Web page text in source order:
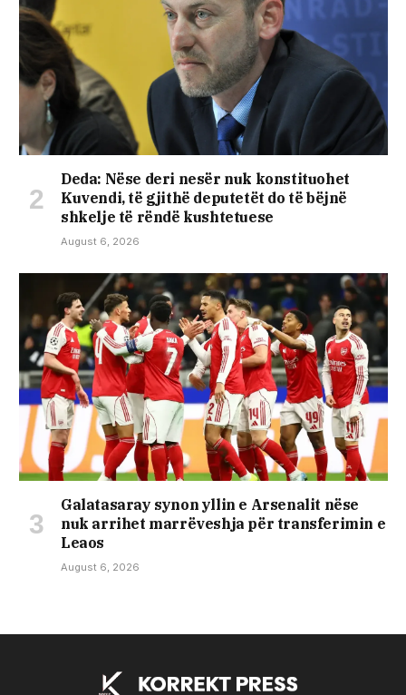
Deda: Nëse deri nesër nuk konstituohet
Kuvendi, të gjithë deputetët do të bëjnë
shkelje të rëndë kushtetuese
August 6, 2026
Galatasaray synon yllin e Arsenalit nëse
nuk arrihet marrëveshja për transferimin e
Leaos
August 6, 2026